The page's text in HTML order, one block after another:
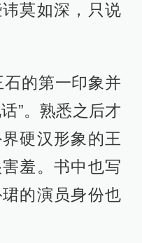
莫如深，只说
的第一印象并
”。熟悉之后才
硬汉形象的王
羞。书中也写
的演员身份也